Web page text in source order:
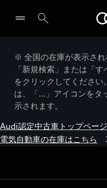
※ 全国の在庫が表示さ
「新規検索」または「
をクリックしてくださ
は、「…」アイコンをタ
示されます。
Audi認定中古車トップペー
電気自動車の在庫はこちら